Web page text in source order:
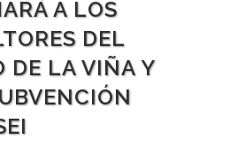
A LOS
DEL
DE LA VIÑA Y